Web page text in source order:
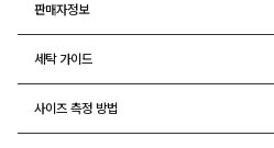
판매자정보
세탁 가이드
사이즈 측정 방법